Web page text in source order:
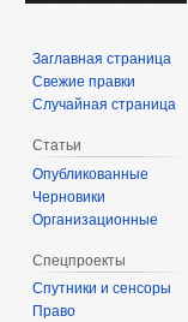
Заглавная страница
Свежие правки
Случайная страница
Статьи
Опубликованные
Черновики
Организационные
Спецпроекты
Спутники и сенсоры
Право